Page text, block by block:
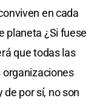
en cada
planeta ¿Si fuese
que todas las
organizaciones
por sí, no son